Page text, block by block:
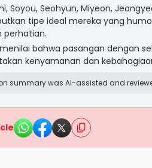
Soyou, Seohyun, Miyeon,
tipe ideal mereka yang
perhatian.
bahwa pasangan dengan
kenyamanan dan
summary was AI-assisted and